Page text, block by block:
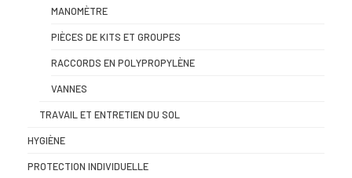
MANOMÈTRE
PIÈCES DE KITS ET GROUPES
RACCORDS EN POLYPROPYLÈNE
VANNES
TRAVAIL ET ENTRETIEN DU SOL
HYGIÈNE
PROTECTION INDIVIDUELLE